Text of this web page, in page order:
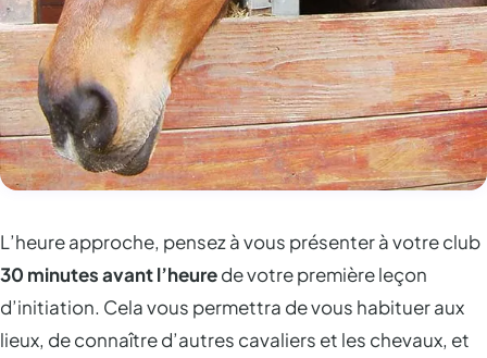
L’heure approche, pensez à vous présenter à votre club
30 minutes avant l’heurede votre première leçon
d’initiation. Cela vous permettra de vous habituer aux
lieux, de connaître d’autres cavaliers et les chevaux, et